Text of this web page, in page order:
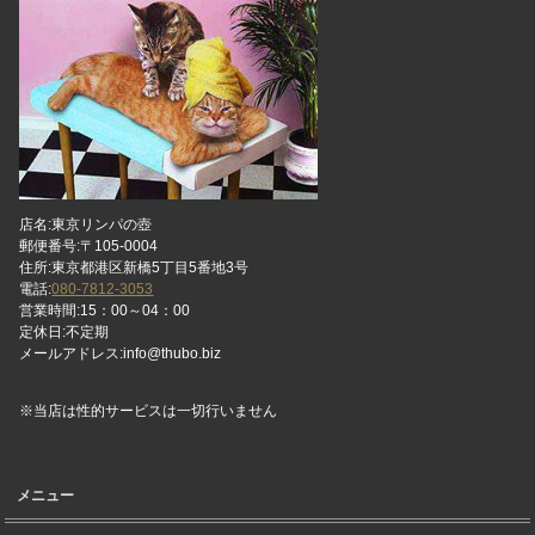
店名:東京リンパの壺
郵便番号:〒105-0004
住所:東京都港区新橋5丁目5番地3号
電話:080-7812-3053
営業時間:15：00～04：00
定休日:不定期
メールアドレス:info@thubo.biz
※当店は性的サービスは一切行いません
メニュー